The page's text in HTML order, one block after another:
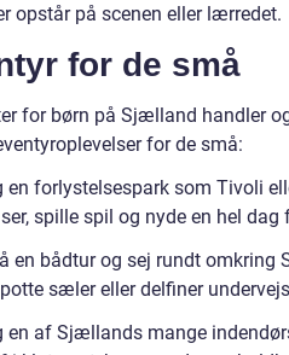
opstår på scenen eller lærredet.
for de små
for børn på Sjælland handler
for de små:
en forlystelsespark som Tivoli
spille spil og nyde en hel dag
en bådtur og sej rundt
sæler eller delfiner
en af Sjællands mange